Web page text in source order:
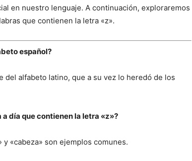
en nuestro lenguaje. A continuación, exploraremos
que contienen la letra «z».
español?
del alfabeto latino, que a su vez lo heredó de los
a día que contienen la letra «z»?
y «cabeza» son ejemplos comunes.